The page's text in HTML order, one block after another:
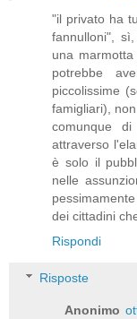
"il privato ha
fannulloni",
una
potrebbe
piccolissime
famigliari),
comunque
attraverso
è solo il
nelle
dei cittadini
Rispondi
Risposte
Anonimo